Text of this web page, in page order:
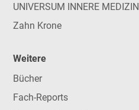
UNIVERSUM INNERE MEDIZIN
Zahn Krone
Weitere
Bücher
Fach-Reports